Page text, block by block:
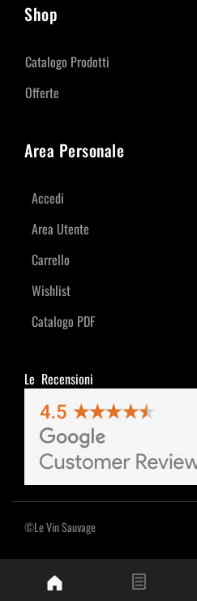
Shop
Catalogo Prodotti
Offerte
Area Personale
Accedi
Area Utente
Carrello
Wishlist
Catalogo PDF
Le Recensioni
©Le Vin Sauvage
Powered by